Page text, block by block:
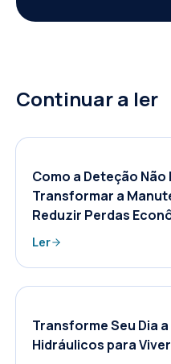
Continuar a ler
Como a Deteção
Transformar a
Reduzir Perdas
Ler
Transforme Seu Dia
Hidráulicos para